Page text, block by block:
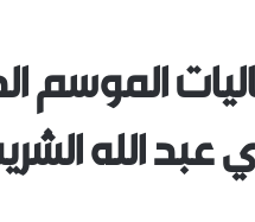
الموسم
عبد الله